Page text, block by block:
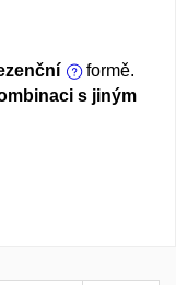
formě.
s jiným